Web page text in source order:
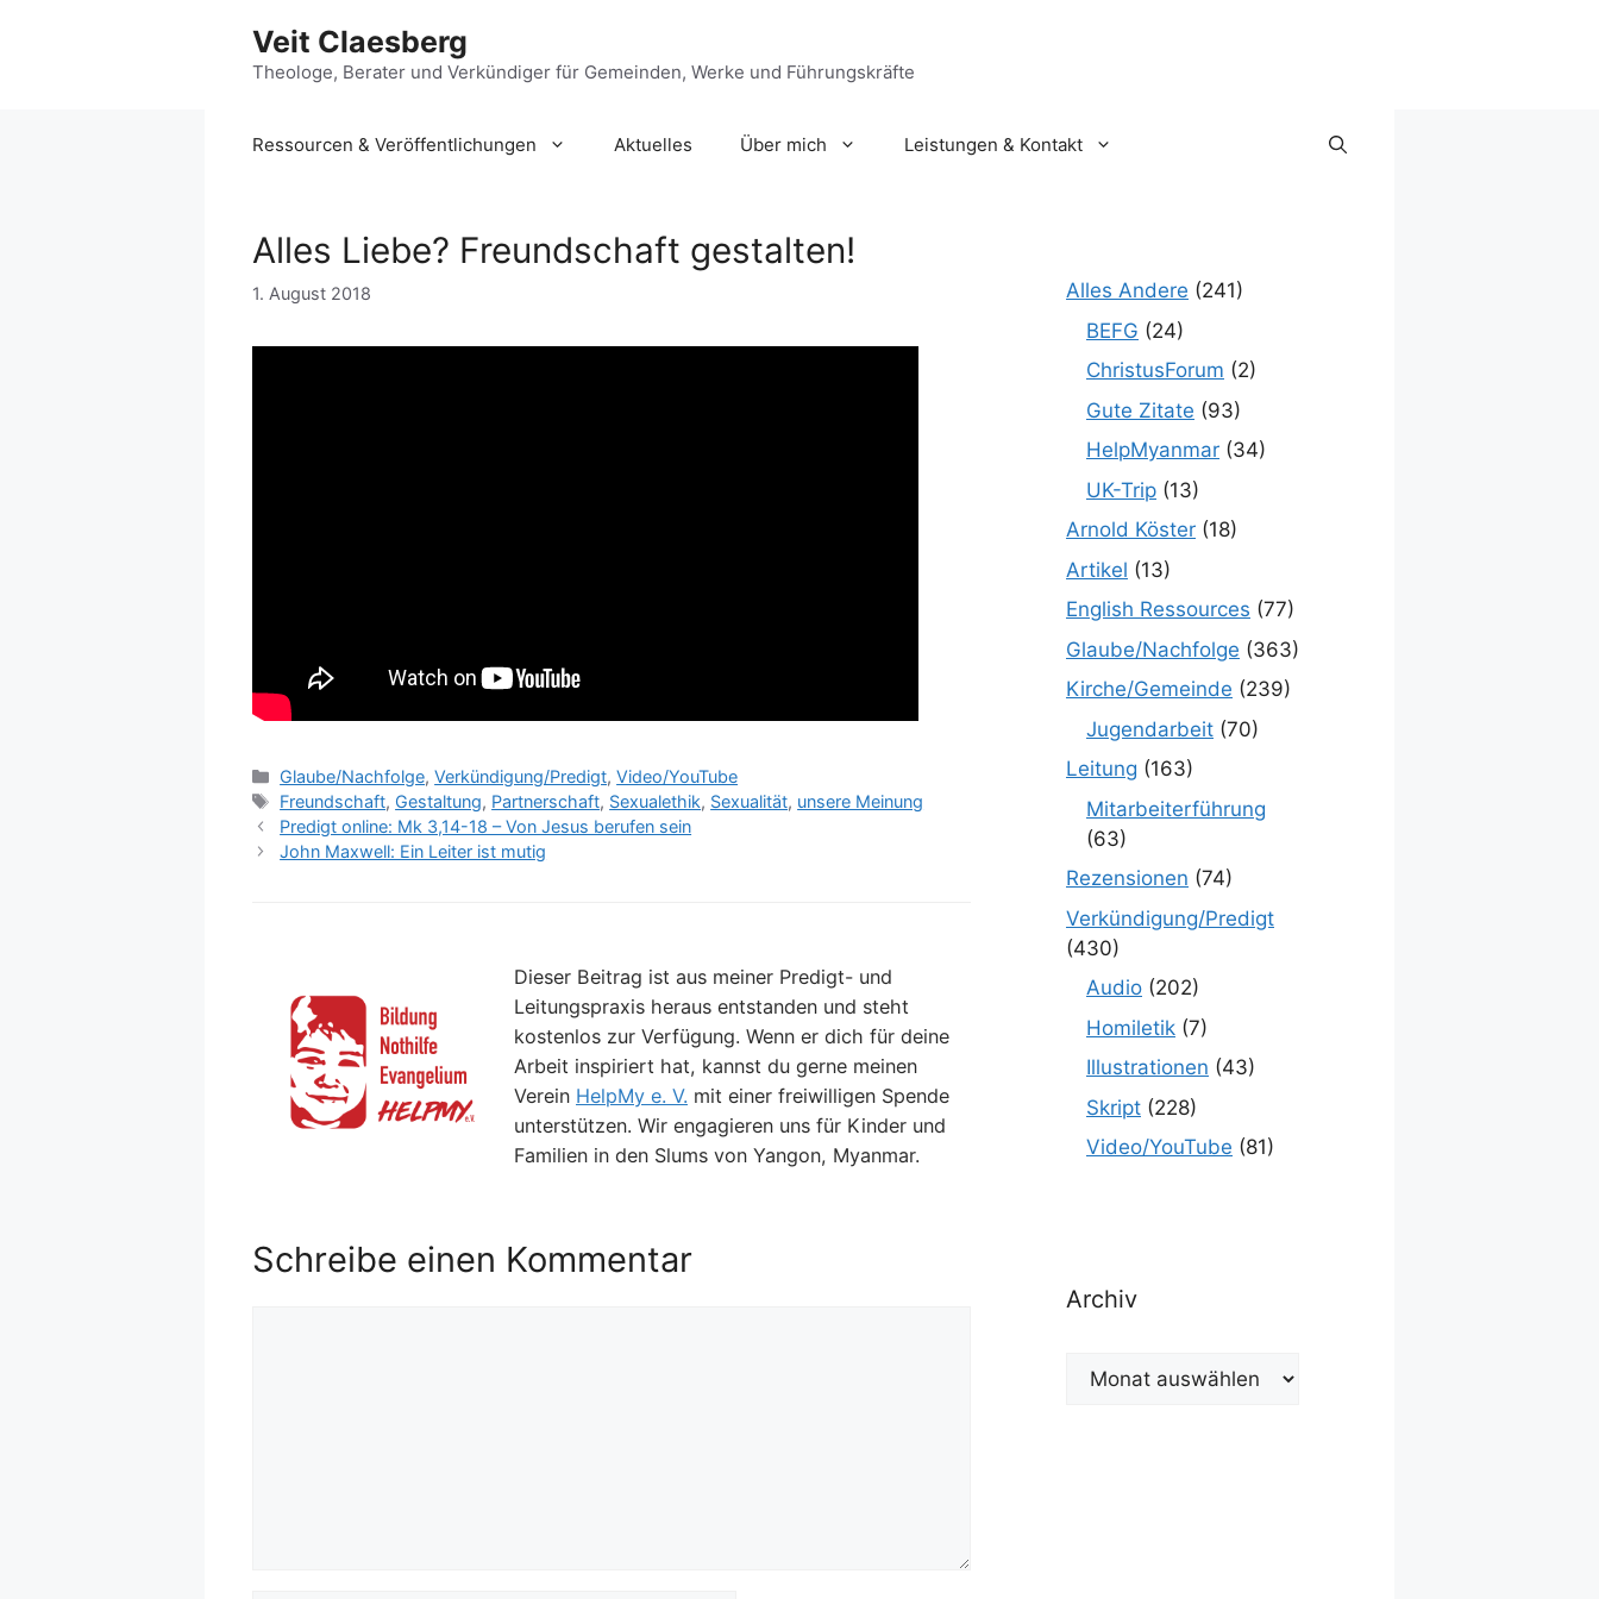
Veit Claesberg
Theologe, Berater und Verkündiger für Gemeinden, Werke und Führungskräfte
Ressourcen & Veröffentlichungen Aktuelles Über mich Leistungen & Kontakt
Alles Liebe? Freundschaft gestalten!
1. August 2018
Kategorien
Glaube/Nachfolge,Verkündigung/Predigt,Video/YouTube
Schlagwörter
Freundschaft, Gestaltung, Partnerschaft, Sexualethik, Sexualität, unsere Meinung
Predigt online: Mk 3,14-18 – Von Jesus berufen sein
John Maxwell: Ein Leiter ist mutig
Dieser Beitrag ist aus meiner Predigt- und
Leitungspraxis heraus entstanden und steht
kostenlos zur Verfügung. Wenn er dich für deine
Arbeit inspiriert hat, kannst du gerne meinen
Verein HelpMy e. V. mit einer freiwilligen Spende
unterstützen. Wir engagieren uns für Kinder und
Familien in den Slums von Yangon, Myanmar.
Schreibe einen Kommentar
Alles Andere (241)
BEFG (24)
ChristusForum (2)
Gute Zitate (93)
HelpMyanmar (34)
UK-Trip (13)
Arnold Köster (18)
Artikel (13)
English Ressources (77)
Glaube/Nachfolge (363)
Kirche/Gemeinde (239)
Jugendarbeit (70)
Leitung (163)
Mitarbeiterführung
(63)
Rezensionen (74)
Verkündigung/Predigt
(430)
Audio (202)
Homiletik (7)
Illustrationen (43)
Skript (228)
Video/YouTube (81)
Archiv
Archiv